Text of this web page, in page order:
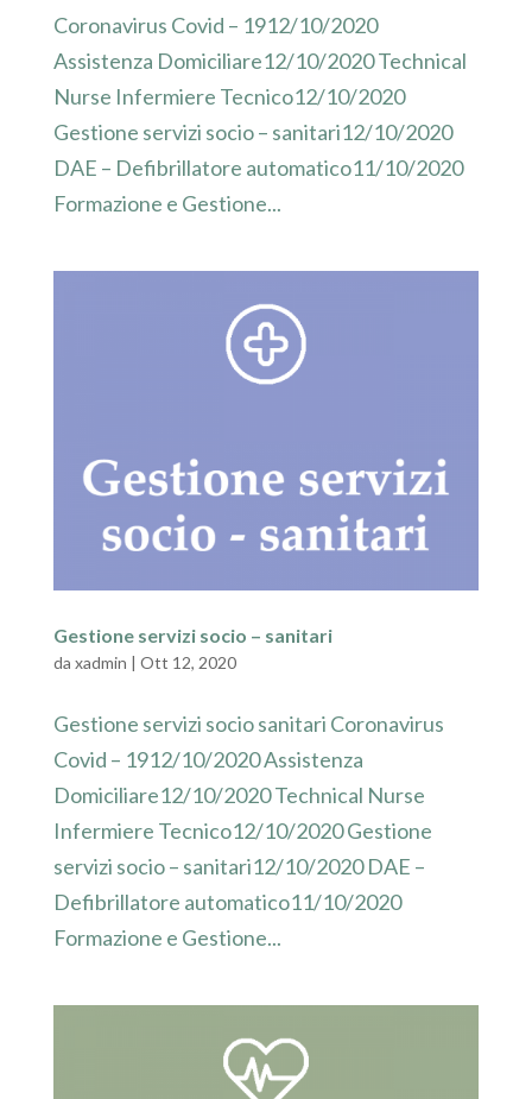
Coronavirus Covid – 1912/10/2020
Assistenza Domiciliare12/10/2020 Technical
Nurse Infermiere Tecnico12/10/2020
Gestione servizi socio – sanitari12/10/2020
DAE – Defibrillatore automatico11/10/2020
Formazione e Gestione...
Gestione servizi socio – sanitari
da xadmin | Ott 12, 2020
Gestione servizi socio sanitari Coronavirus
Covid – 1912/10/2020 Assistenza
Domiciliare12/10/2020 Technical Nurse
Infermiere Tecnico12/10/2020 Gestione
servizi socio – sanitari12/10/2020 DAE –
Defibrillatore automatico11/10/2020
Formazione e Gestione...